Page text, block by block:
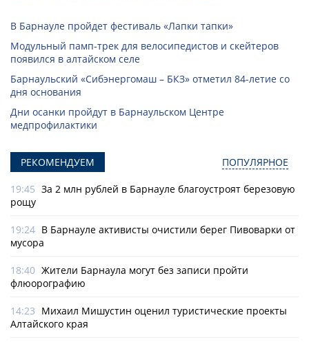
В Барнауле пройдет фестиваль «Лапки тапки»
Модульный памп-трек для велосипедистов и скейтеров
появился в алтайском селе
Барнаульский «Сибэнергомаш – БКЗ» отметил 84-летие со
дня основания
Дни осанки пройдут в Барнаульском Центре
медпрофилактики
РЕКОМЕНДУЕМ ПОПУЛЯРНОЕ
19:45 За 2 млн рублей в Барнауле благоустроят березовую
рощу
19:24 В Барнауле активисты очистили берег Пивоварки от
мусора
18:40 Жители Барнаула могут без записи пройти
флюорографию
14:23 Михаил Мишустин оценил туристические проекты
Алтайского края